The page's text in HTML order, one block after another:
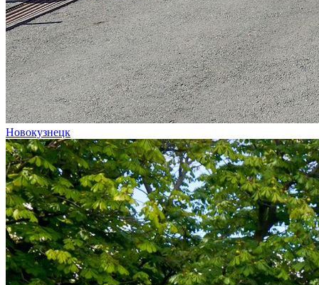
Новокузнецк